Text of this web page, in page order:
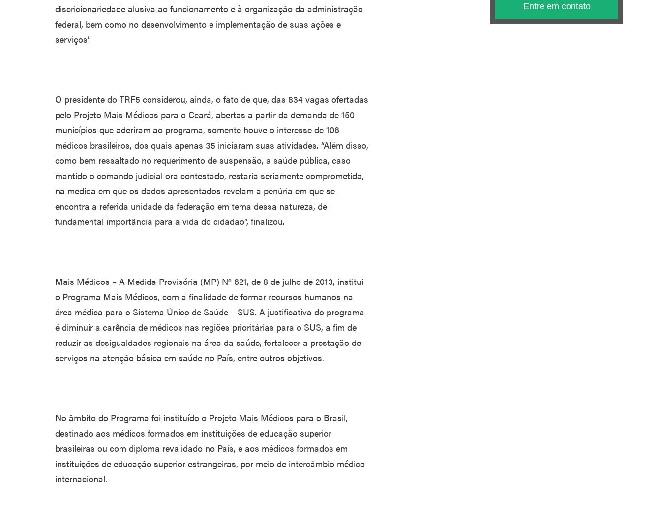
discricionariedade alusiva ao funcionamento e à organização da administração
federal, bem como no desenvolvimento e implementação de suas ações e
serviços”.
O presidente do TRF5 considerou, ainda, o fato de que, das 834 vagas ofertadas
pelo Projeto Mais Médicos para o Ceará, abertas a partir da demanda de 150
municípios que aderiram ao programa, somente houve o interesse de 106
médicos brasileiros, dos quais apenas 35 iniciaram suas atividades. “Além disso,
como bem ressaltado no requerimento de suspensão, a saúde pública, caso
mantido o comando judicial ora contestado, restaria seriamente comprometida,
na medida em que os dados apresentados revelam a penúria em que se
encontra a referida unidade da federação em tema dessa natureza, de
fundamental importância para a vida do cidadão”, finalizou.
Mais Médicos – A Medida Provisória (MP) Nº 621, de 8 de julho de 2013, institui
o Programa Mais Médicos, com a finalidade de formar recursos humanos na
área médica para o Sistema Único de Saúde – SUS. A justificativa do programa
é diminuir a carência de médicos nas regiões prioritárias para o SUS, a fim de
reduzir as desigualdades regionais na área da saúde, fortalecer a prestação de
serviços na atenção básica em saúde no País, entre outros objetivos.
No âmbito do Programa foi instituído o Projeto Mais Médicos para o Brasil,
destinado aos médicos formados em instituições de educação superior
brasileiras ou com diploma revalidado no País, e aos médicos formados em
instituições de educação superior estrangeiras, por meio de intercâmbio médico
internacional.
Entre em contato